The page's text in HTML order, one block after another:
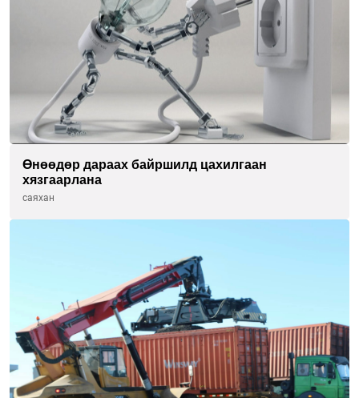
Өнөөдөр дараах байршилд цахилгаан
хязгаарлана
саяхан